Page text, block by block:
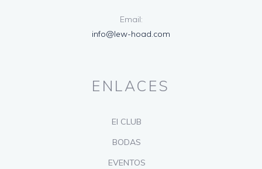
Email:
info@lew-hoad.com
ENLACES
El CLUB
BODAS
EVENTOS